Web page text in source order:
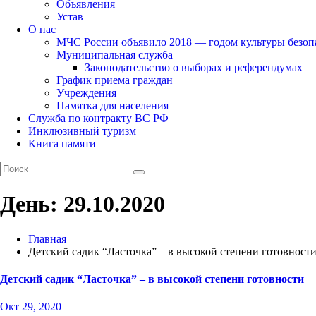
Объявления
Устав
О нас
МЧС России объявило 2018 — годом культуры
Муниципальная служба
Законодательство о выборах и референдумах
График приема граждан
Учреждения
Памятка для населения
Служба по контракту ВС РФ
Инклюзивный туризм
Книга памяти
День: 29.10.2020
Главная
Детский садик “Ласточка” – в высокой степени готовности
Детский садик “Ласточка” – в высокой степени готовности
Окт 29, 2020